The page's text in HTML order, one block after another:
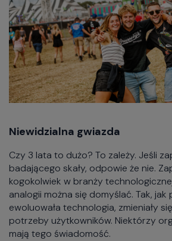
Niewidzialna gwiazda
Czy 3 lata to dużo? To zależy. Jeśli
badającego skały, odpowie że nie.
kogokolwiek w branży
analogii można się domyślać. Tak,
ewoluowała technologia, zmieniały
potrzeby użytkowników. Niektórzy
mają tego świadomość.